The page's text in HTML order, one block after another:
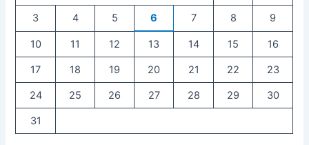
3 4 5 6 7 8 9
10 11 12 13 14 15 16
17 18 19 20 21 22 23
24 25 26 27 28 29 30
31